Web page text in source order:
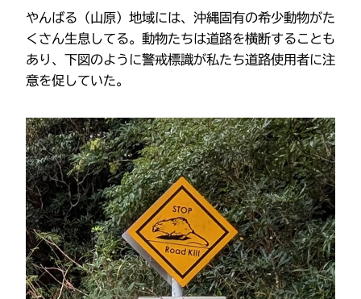
やんばる（山原）地域には、沖縄固有の希少動物がた
くさん生息してる。動物たちは道路を横断することも
あり、下図のように警戒標識が私たち道路使用者に注
意を促していた。